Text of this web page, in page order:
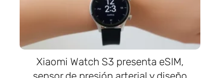
Xiaomi Watch S3 presenta eSIM,